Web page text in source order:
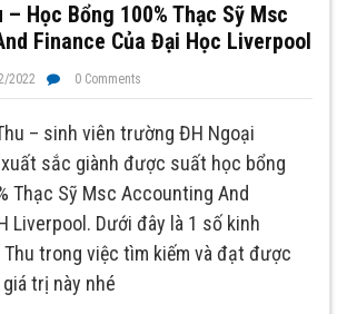
– Học Bổng 100% Thạc Sỹ Msc
Finance Của Đại Học Liverpool
2022 0 Comments
– sinh viên trường ĐH Ngoại
sắc giành được suất học bổng
Thạc Sỹ Msc Accounting And
Liverpool. Dưới đây là 1 số kinh
Thu trong việc tìm kiếm và đạt được
trị này nhé